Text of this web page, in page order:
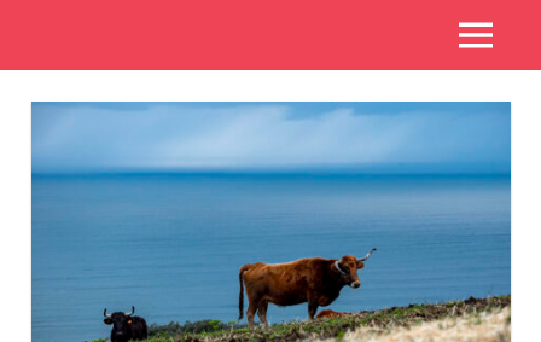
Toros
de
Casta
aux
MENU